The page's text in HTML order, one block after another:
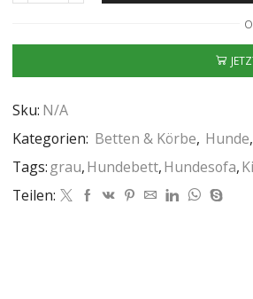
Sku: N/A
Kategorien: Betten & Körbe, Hunde,
Tags:grau,Hundebett,Hundesofa,
Teilen: